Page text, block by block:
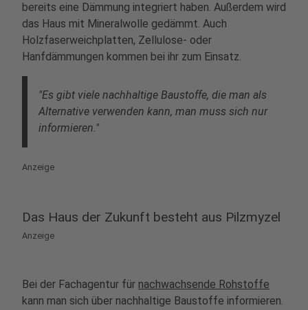
bereits eine Dämmung integriert haben. Außerdem wird
das Haus mit Mineralwolle gedämmt. Auch
Holzfaserweichplatten, Zellulose- oder
Hanfdämmungen kommen bei ihr zum Einsatz.
"Es gibt viele nachhaltige Baustoffe, die man als
Alternative verwenden kann, man muss sich nur
informieren."
Anzeige
Das Haus der Zukunft besteht aus Pilzmyzel
Anzeige
Bei der Fachagentur für nachwachsende Rohstoffe
kann man sich über nachhaltige Baustoffe informieren.